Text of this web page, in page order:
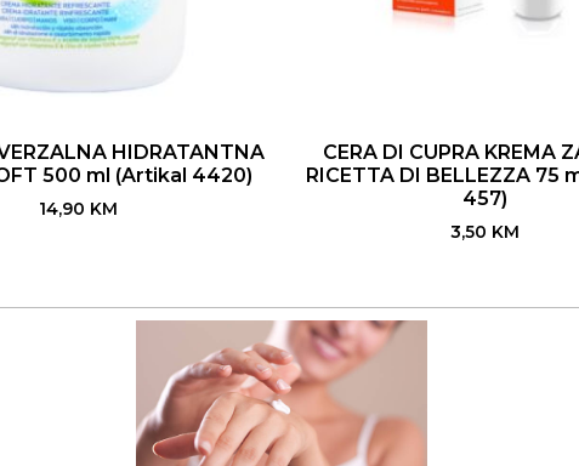
HIDRATANTNA
500 ml (Artikal 4420)
14,90 KM
CERA DI CUPRA KREMA
RICETTA DI BELLEZZA 75
457)
3,50 KM